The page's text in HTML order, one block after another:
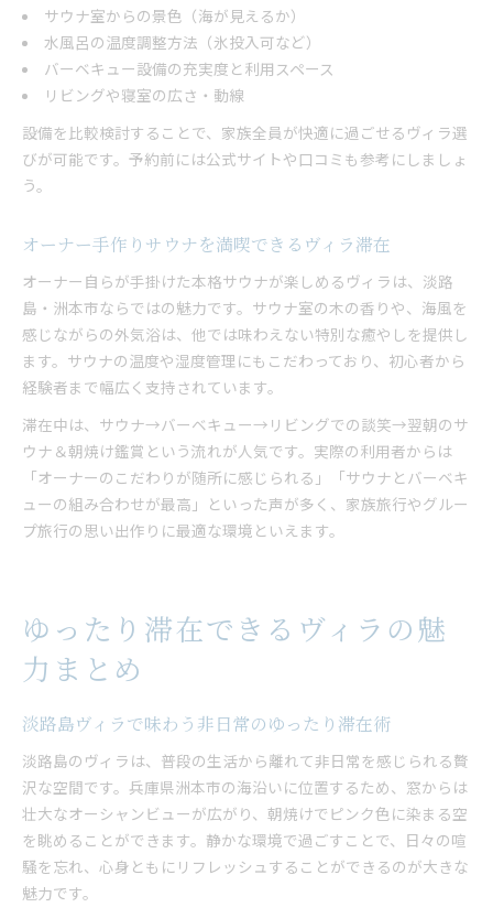
サウナ室からの景色（海が見えるか）
水風呂の温度調整方法（氷投入可など）
バーベキュー設備の充実度と利用スペース
リビングや寝室の広さ・動線
設備を比較検討することで、家族全員が快適に過ごせるヴィラ選
びが可能です。予約前には公式サイトや口コミも参考にしましょ
う。
オーナー手作りサウナを満喫できるヴィラ滞在
オーナー自らが手掛けた本格サウナが楽しめるヴィラは、淡路
島・洲本市ならではの魅力です。サウナ室の木の香りや、海風を
感じながらの外気浴は、他では味わえない特別な癒やしを提供し
ます。サウナの温度や湿度管理にもこだわっており、初心者から
経験者まで幅広く支持されています。
滞在中は、サウナ→バーベキュー→リビングでの談笑→翌朝のサ
ウナ＆朝焼け鑑賞という流れが人気です。実際の利用者からは
「オーナーのこだわりが随所に感じられる」「サウナとバーベキ
ューの組み合わせが最高」といった声が多く、家族旅行やグルー
プ旅行の思い出作りに最適な環境といえます。
ゆったり滞在できるヴィラの魅
力まとめ
淡路島ヴィラで味わう非日常のゆったり滞在術
淡路島のヴィラは、普段の生活から離れて非日常を感じられる贅
沢な空間です。兵庫県洲本市の海沿いに位置するため、窓からは
壮大なオーシャンビューが広がり、朝焼けでピンク色に染まる空
を眺めることができます。静かな環境で過ごすことで、日々の喧
騒を忘れ、心身ともにリフレッシュすることができるのが大きな
魅力です。